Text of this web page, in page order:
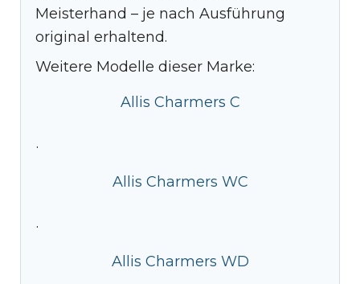
Meisterhand – je nach Ausführung
original erhaltend.
Weitere Modelle dieser Marke:
Allis Charmers C
·
Allis Charmers WC
·
Allis Charmers WD